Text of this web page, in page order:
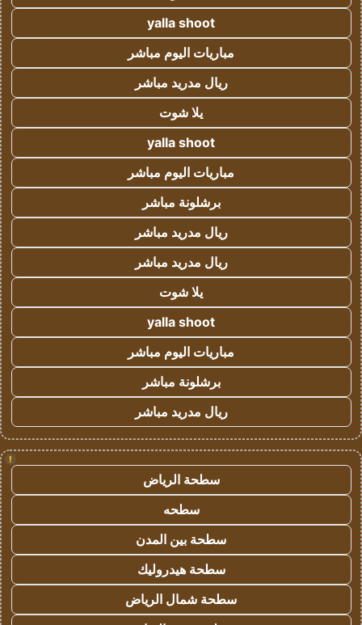
yalla shoot
مباريات اليوم مباشر
ريال مدريد مباشر
يلا شوت
yalla shoot
مباريات اليوم مباشر
برشلونة مباشر
ريال مدريد مباشر
ريال مدريد مباشر
يلا شوت
yalla shoot
مباريات اليوم مباشر
برشلونة مباشر
ريال مدريد مباشر
!
سطحة الرياض
سطحه
سطحة بين المدن
سطحة هيدروليك
سطحة شمال الرياض